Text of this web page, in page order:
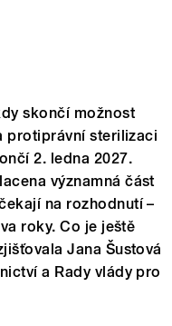
skončí možnost
protiprávní sterilizaci
2. ledna 2027.
významná část
na rozhodnutí –
roky. Co je ještě
Jana Šustová
a Rady vlády pro